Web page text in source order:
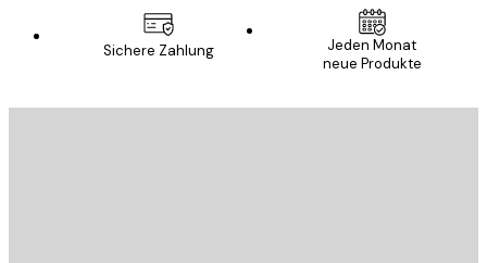
Sichere Zahlung
Jeden Monat
neue Produkte